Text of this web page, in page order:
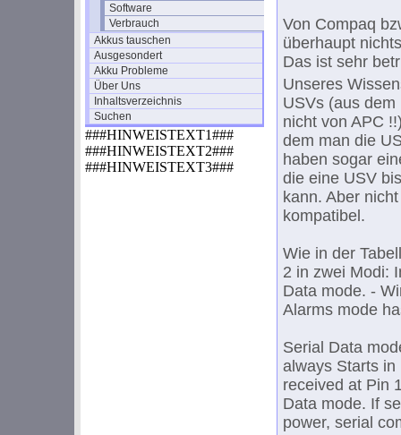
Software
Verbrauch
Akkus tauschen
Ausgesondert
Akku Probleme
Über Uns
Inhaltsverzeichnis
Suchen
###HINWEISTEXT1###
###HINWEISTEXT2###
###HINWEISTEXT3###
Von Compaq
überhaupt
Das ist sehr
Unseres
USVs (aus
nicht von APC
dem man die
haben sogar
die eine USV
kann. Aber
kompatibel.
Wie in der
2 in zwei Modi:
Data mode. -
Alarms mode
Serial Data
always Starts in
received at Pin
Data mode. If
power, serial